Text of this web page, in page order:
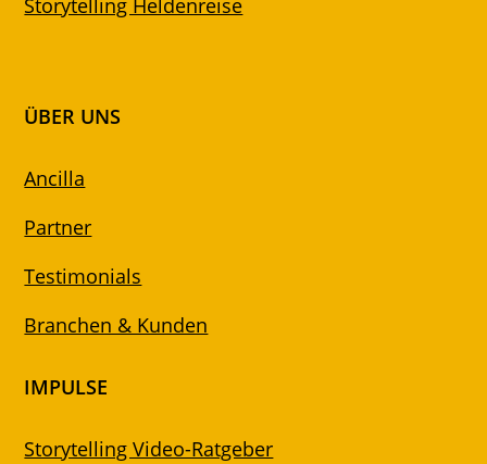
Storytelling Heldenreise
ÜBER UNS
Ancilla
Partner
Testimonials
Branchen & Kunden
IMPULSE
Storytelling Video-Ratgeber